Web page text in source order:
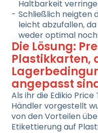
Haltbarkeit
Schließlich neigten
leicht abzufallen,
weder optimal
Die Lösung:
Plastikkarten,
angepasst
Als ihr die Edikio
Händler vorgestellt
von den Vorteilen
Etikettierung auf